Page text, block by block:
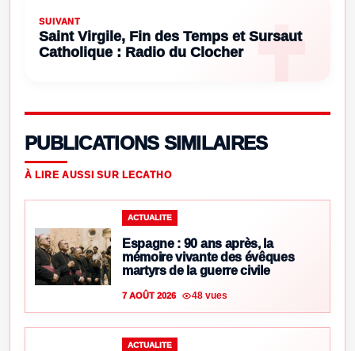
SUIVANT
Saint Virgile, Fin des Temps et Sursaut
Catholique : Radio du Clocher
PUBLICATIONS SIMILAIRES
À LIRE AUSSI SUR LECATHO
ACTUALITE
Espagne : 90 ans après, la
mémoire vivante des évêques
martyrs de la guerre civile
7 AOÛT 2026 48 vues
ACTUALITE